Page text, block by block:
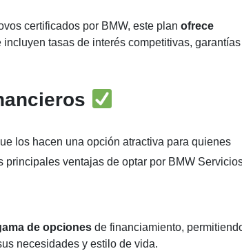
certificados por BMW, este plan ofrece
incluyen tasas de interés competitivas, garantías
los hacen una opción atractiva para quienes
principales ventajas de optar por BMW
de opciones de financiamiento,
necesidades y estilo de vida.